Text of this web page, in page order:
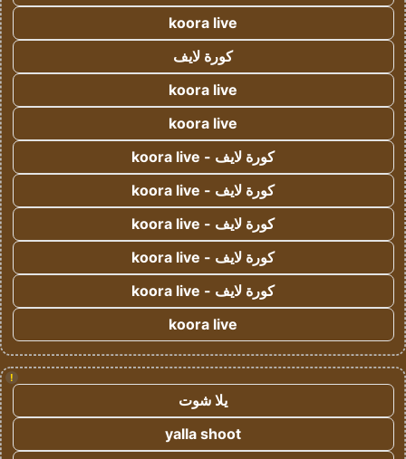
koora live
كورة لايف
koora live
koora live
كورة لايف - koora live
كورة لايف - koora live
كورة لايف - koora live
كورة لايف - koora live
كورة لايف - koora live
koora live
!
يلا شوت
yalla shoot